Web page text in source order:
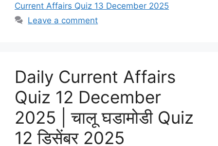
Current Affairs Quiz 13 December 2025
Leave a comment
Daily Current Affairs
Quiz 12 December
2025 | चालू घडामोडी Quiz
12 डिसेंबर 2025